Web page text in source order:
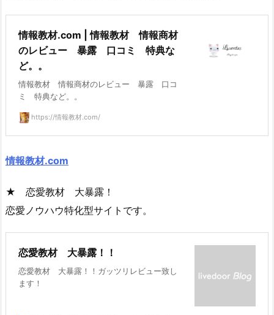
情報教材.com | 情報教材 情報商材
のレビュー 暴露 口コミ 特典な
ど。。
情報教材 情報商材のレビュー 暴露 口コ
ミ 特典など。。
https://情報教材.com/
情報教材.com
★ 恋愛教材 大暴露！
恋愛ノウハウ特化型サイトです。
恋愛教材 大暴露！！
恋愛教材 大暴露！！ガッツリレビュー致し
ます！